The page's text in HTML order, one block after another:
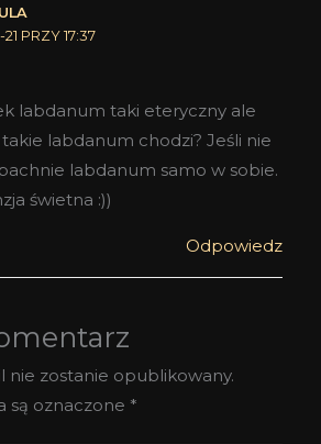
21 PRZY 17:37
labdanum taki eteryczny ale
takie labdanum chodzi? Jeśli nie
labdanum samo w sobie.
świetna :))
Odpowiedz
nie zostanie opublikowany.
są oznaczone *